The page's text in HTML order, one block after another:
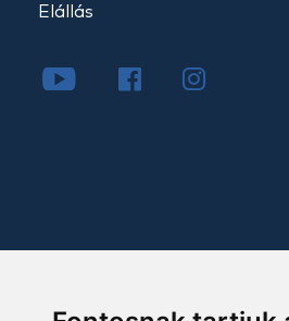
Elállás